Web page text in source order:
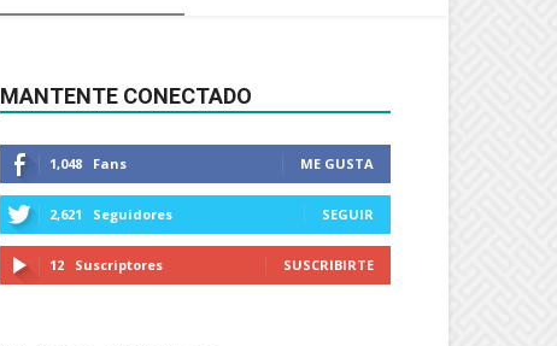
MANTENTE CONECTADO
1,048 Fans ME GUSTA
2,621 Seguidores SEGUIR
12 Suscriptores SUSCRIBIRTE